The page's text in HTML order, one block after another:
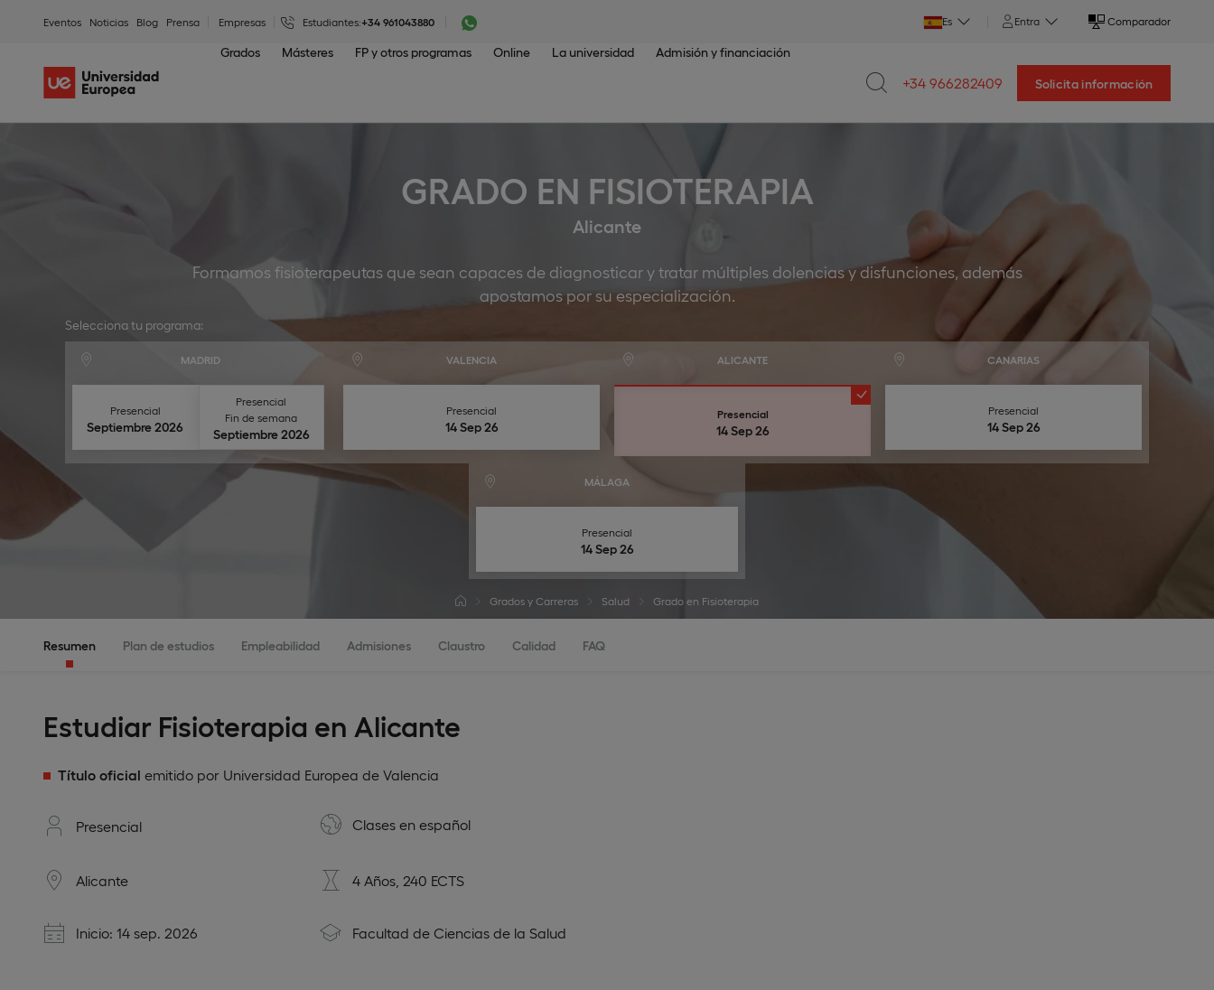
Eventos Noticias Blog Prensa Empresas Estudiantes:+34 961043880 Es Entra Comparador
Grados Másteres FP y otros programas Online La universidad Admisión y financiación
+34 966282409 Solicita información
GRADO EN FISIOTERAPIA
Alicante
Formamos fisioterapeutas que sean capaces de diagnosticar y tratar múltiples dolencias y disfunciones, además
apostamos por su especialización.
Selecciona tu programa:
MADRID
Presencial
Septiembre 2026
Presencial
Fin de semana
Septiembre 2026
VALENCIA
Presencial
14 Sep 26
ALICANTE
Presencial
14 Sep 26
CANARIAS
Presencial
14 Sep 26
MÁLAGA
Presencial
14 Sep 26
Grados y Carreras Salud Grado en Fisioterapia
Resumen Plan de estudios Empleabilidad Admisiones Claustro Calidad FAQ
Estudiar Fisioterapia en Alicante
Título oficial emitido por Universidad Europea de Valencia
Presencial Clases en español
Alicante 4 Años, 240 ECTS
Inicio: 14 sep. 2026 Facultad de Ciencias de la Salud